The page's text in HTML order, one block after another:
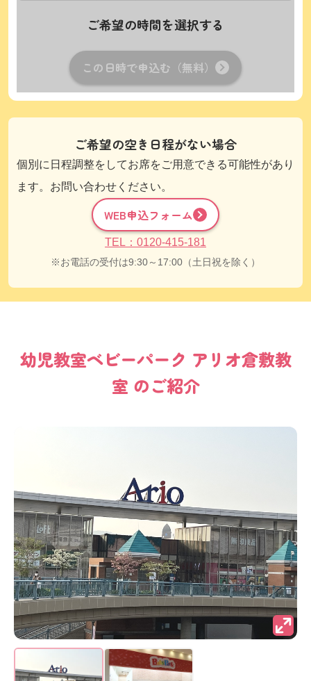
ご希望の時間を選択する
この日時で申込む（無料）
ご希望の空き日程がない場合
個別に日程調整をしてお席をご用意できる可能性があり
ます。お問い合わせください。
WEB申込フォーム
TEL：0120-415-181
お電話の受付は9:30～17:00（土日祝を除く）
幼児教室ベビーパーク アリオ倉敷教
室 のご紹介